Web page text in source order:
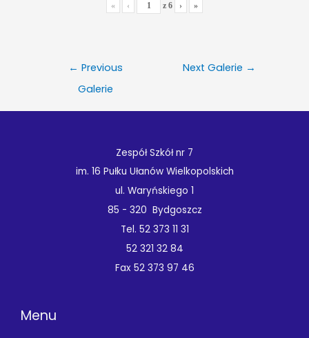
« ‹ z 6 › »
Nawigacja
← Previous
Galerie
Next Galerie →
Zespół Szkół nr 7
im. 16 Pułku Ułanów Wielkopolskich
ul. Waryńskiego 1
85 - 320 Bydgoszcz
Tel. 52 373 11 31
52 321 32 84
Fax 52 373 97 46
Menu